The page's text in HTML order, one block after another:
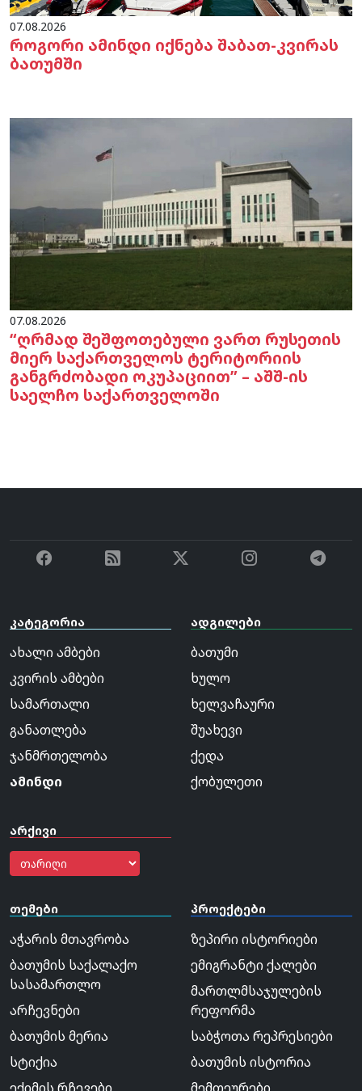
07.08.2026
როგორი ამინდი იქნება შაბათ-კვირას
ბათუმში
07.08.2026
“ღრმად შეშფოთებული ვართ რუსეთის
მიერ საქართველოს ტერიტორიის
განგრძობადი ოკუპაციით” – აშშ-ის
საელჩო საქართველოში
კატეგორია
ახალი ამბები
კვირის ამბები
სამართალი
განათლება
ჯანმრთელობა
ამინდი
არქივი
ადგილები
ბათუმი
ხულო
ხელვაჩაური
შუახევი
ქედა
ქობულეთი
თემები
აჭარის მთავრობა
ბათუმის საქალაქო
სასამართლო
არჩევნები
ბათუმის მერია
სტიქია
პროექტები
ზეპირი ისტორიები
ემიგრანტი ქალები
მართლმსაჯულების
რეფორმა
საბჭოთა რეპრესიები
ბათუმის ისტორია